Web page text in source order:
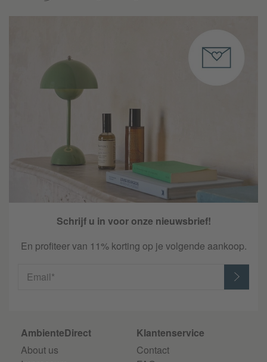
Schrijf u in voor onze nieuwsbrief!
En profiteer van 11% korting op je volgende aankoop.
Email*
AmbienteDirect
About us
Klantenservice
Contact